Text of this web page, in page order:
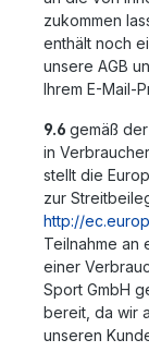
zukommen
enthält noch
unsere AGB
Ihrem E-Mail-
9.6 gemäß
in
stellt die
zur
http://
Teilnahme an
einer
Sport GmbH
bereit, da wir
unseren